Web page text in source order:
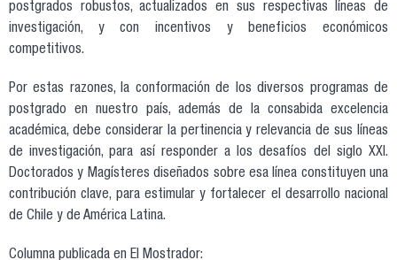
postgrados robustos, actualizados en sus respectivas líneas de
investigación, y con incentivos y beneficios económicos
competitivos.
Por estas razones, la conformación de los diversos programas de
postgrado en nuestro país, además de la consabida excelencia
académica, debe considerar la pertinencia y relevancia de sus líneas
de investigación, para así responder a los desafíos del siglo XXI.
Doctorados y Magísteres diseñados sobre esa línea constituyen una
contribución clave, para estimular y fortalecer el desarrollo nacional
de Chile y de América Latina.
Columna publicada en El Mostrador: